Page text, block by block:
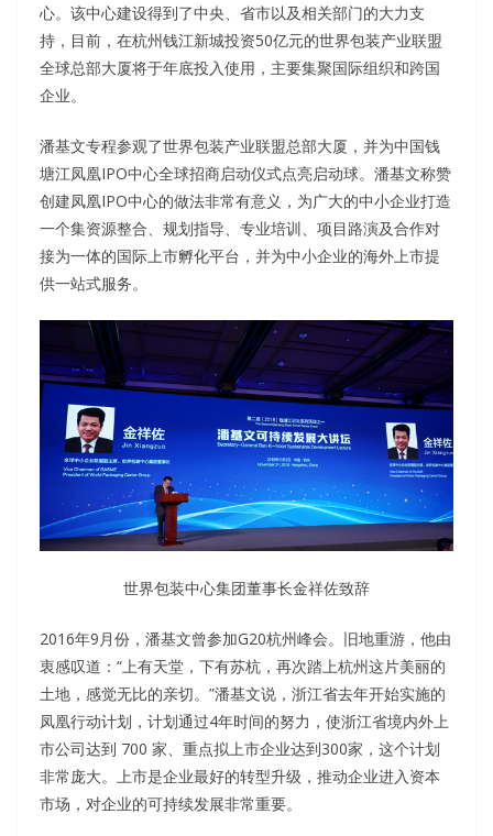
心。该中心建设得到了中央、省市以及相关部门的大力支
持，目前，在杭州钱江新城投资50亿元的世界包装产业联盟
全球总部大厦将于年底投入使用，主要集聚国际组织和跨国
企业。
潘基文专程参观了世界包装产业联盟总部大厦，并为中国钱
塘江凤凰IPO中心全球招商启动仪式点亮启动球。潘基文称赞
创建凤凰IPO中心的做法非常有意义，为广大的中小企业打造
一个集资源整合、规划指导、专业培训、项目路演及合作对
接为一体的国际上市孵化平台，并为中小企业的海外上市提
供一站式服务。
世界包装中心集团董事长金祥佐致辞
2016年9月份，潘基文曾参加G20杭州峰会。旧地重游，他由
衷感叹道：“上有天堂，下有苏杭，再次踏上杭州这片美丽的
土地，感觉无比的亲切。”潘基文说，浙江省去年开始实施的
凤凰行动计划，计划通过4年时间的努力，使浙江省境内外上
市公司达到 700 家、重点拟上市企业达到300家，这个计划
非常庞大。上市是企业最好的转型升级，推动企业进入资本
市场，对企业的可持续发展非常重要。